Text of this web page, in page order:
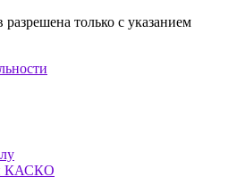
только с указанием
КАСКО